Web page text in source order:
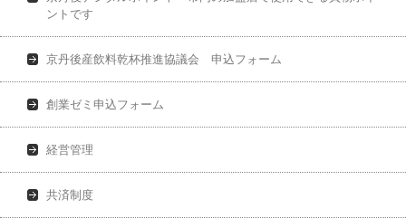
ントです
京丹後産飲料乾杯推進協議会 申込フォーム
創業ゼミ申込フォーム
経営管理
共済制度